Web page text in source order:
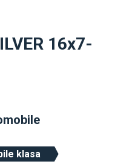
16x7-
klasa